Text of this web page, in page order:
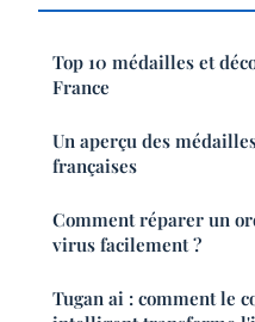
Top 10 médailles et
France
Un aperçu des
françaises
Comment réparer un
virus facilement ?
Tugan ai : comment le